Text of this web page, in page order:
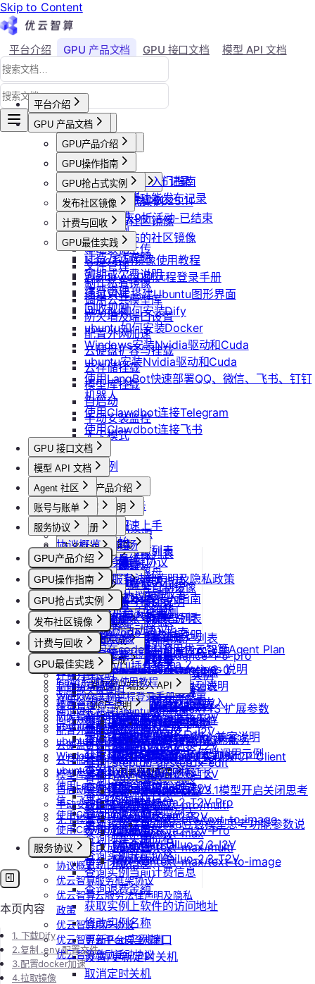
Skip to Content
平台介绍 GPU 产品文档 GPU 接口文档
模型 API 文档
Agent 社区
平台介绍
平台概述
平台介绍
加入社群
用户等级与推荐
会员等级
用户推荐
产品更新公告
GPU-新功能发布记录
模型API-新功能发布记录
活动及价格更新公告
双11夜间折扣-2025.11
2025国庆9折活动-已结束
GPU 产品文档
GPU产品介绍
功能概览
已上线卡型
可用区介绍
GPU操作指南
【新人必看】入门指南
镜像选择
创建实例
登录实例
本地数据上传
文件管理
制作私有镜像
调用公共模型库
防火墙及端口设置
配置外网加速
云硬盘扩容与挂载
云存储挂载
模型库挂载
自启动
手动安装监控
无卡模式
GPU抢占式实例
GPU抢占式实例
发布社区镜像
如何发布社区镜像
更新已发布的社区镜像
计费与回收
计费概览
计费方式说明
到期或欠费说明
续费管理
回收规则
GPU最佳实践
Isaac系列镜像使用教程
Windows实例远程登录手册
通过VNC搭建Ubuntu图形界面
ubuntu如何安装Dify
ubuntu如何安装Docker
Windows安装Nvidia驱动和Cuda
ubuntu安装Nvidia驱动和Cuda
使用LangBot快速部署QQ、微信、飞书、钉钉
机器人
使用Clawdbot连接Telegram
使用Clawdbot连接飞书
GPU 接口文档
API接口范例
CLI&Skills
常见错误码
GPU实例
创建GPU资源
获取实例资源列表
启动实例
关闭实例
删除实例
重启实例
重装实例
重置实例密码
升降配实例
获取支持的可用区信息列表
查询网络加速服务状态
检查指定规格的资源可用性
获取可用机型列表
获取机型族列表
查询软件端口映射列表
查询模型仓库模型列表
获取实例监控数据
变更实例计费方式
查询创建实例价格
查询实例升配价格
查询实例当前计费信息
查询退费金额
获取实例上软件的访问地址
修改实例名称
更新Pod实例端口
设置/更新定时关机
取消定时关机
实例镜像
获取自制镜像列表
创建自制镜像
删除算力平台自制镜像
获取社区镜像列表
获取平台镜像列表
查询镜像已共享的账户列表
获取镜像标签列表
查询他人共享给自己的镜像
查询已收藏的镜像列表
查询自己发布的社区镜像
查询指定用户的社区镜像
查询镜像制作进度
共享/取消共享镜像
发布镜像到社区
收藏镜像
取消收藏镜像
更新镜像信息
磁盘与云存储
创建并挂载云盘
删除云盘
卸载云盘
扩容云盘
挂载已有云盘
查询云盘扩容价格
挂载 US3 对象存储到实例
云存储文件上传和下载
团队管理
创建团队
邀请成员加入团队
删除团队
查询成员订单列表
查询成员订单数量
查询成员未支付订单
查询成员未支付订单数量
导出团队账单
获取团队详情
查询已创建的团队列表
查询团队邀请记录
查询已加入的团队列表
查询团队操作日志
查询成员产品类型列表
设置成员额度
修改成员角色
更新团队信息
模型 API 文档
模型API产品介绍
模型API服务
套餐包使用说明
套餐包快速上手
套餐计费逻辑
套餐用量统计
客户端接入
OpenClaw 云端服务
按量计费说明
按量API调用指南
快速开始
通用说明
认证鉴权
错误码
文本生成
如何获取模型列表
模型协议支持说明
API支持与扩展字段说明
OpenAI-Completions 说明
OpenAI-Response说明
Embeddings 向量嵌入
Gemini 快速开始
Claude (Anthropic) 兼容说明
DeepSeek-OCR 模型调用示例
思考模型配置
DeepSeek V3.1模型开启关闭思考
说明
Doubao豆包模型思考功能参数说
明
图片生成
Nano Banana
Nano Banana Pro
Nano Banana 2
gpt-image-1
gpt-image-1.5
gpt-image-2
doubao-seedream
Qwen-Image-Edit
Qwen-Image
stepfun-ai/step1x-edit
flux.1-dev
flux-kontext-pro
flux-kontext-pro/multi
flux-kontext-pro/text-to-image
flux-kontext-max
flux-kontext-max/multi
flux-kontext-max/text-to-image
视频生成
doubao-seedance-1-5-pro
doubao-seedance-2-0
Vidu 系列
Vidu/文生视频
Vidu/图生视频
Vidu/参考图生视频
Vidu/首尾帧生视频
Vidu/视频延长
Vidu/对口型
Wan-AI/Wan2.2-I2V
Wan-AI/Wan2.2-T2V
Wan-AI/Wan2.5-I2V
Wan-AI/Wan2.5-T2V
Wan-AI/Wan2.6-I2V
Wan-AI/Wan2.6-T2V
OpenAI/Sora2-T2V
OpenAI/Sora2-T2V-Pro
OpenAI/Sora2-I2V
OpenAI/Sora2-I2V-Pro
MiniMax/Hailuo-2.3-I2V
MiniMax/Hailuo-2.3-T2V
音频生成
IndexTTS
自定义音色
IndexTeam/IndexTTS 扩展参数
suno音乐生成
MiniMax/speech-hd
通义千问 Qwen-TTS
常见问题答疑
最佳实践
OpenClaw 接入指南
Claude Code 接入指南
Codex 接入指南
OpenCode 接入指南
如何在codex中调用优云智算Agent Plan
ComfyUI插件接入
常见客户端接入 API
Dify
RAGFlow
AnythingLLM
纳米AI
n8n
GPT4All
Cherry Studio
Chatbox
ChatHub
ChatWise
OpenWeb UI
Obsidian
MCP 说明
MCP 简介
通过 CLINE 接入 MCP 服务
通过 UCloud API 实现 MCP Client
Agent 社区
产品介绍
产品介绍
快速开始
控制台操作
Agent广场
操作指南
模型配置
计费说明
升配与续费
到期与数据说明
账号与账单
账号注册
注册流程
注销账号
实名认证
认证概览
个人认证
高校认证
企业认证
团队管理
团队功能概览
管理员账号操作说明
团队成员账号操作说明
账单与发票
账号充值
提现规则
查看账单
开具发票
服务协议
协议概览
优云智算服务框架协议
优云智算云服务法律声明及隐私政策
优云智算用户协议
优云智算云平台安全规则
优云智算激励活动协议
GPU产品介绍
功能概览
已上线卡型
可用区介绍
GPU操作指南
【新人必看】入门指南
镜像选择
创建实例
登录实例
本地数据上传
文件管理
制作私有镜像
调用公共模型库
防火墙及端口设置
配置外网加速
云硬盘扩容与挂载
云存储挂载
模型库挂载
自启动
手动安装监控
无卡模式
GPU抢占式实例
GPU抢占式实例
发布社区镜像
如何发布社区镜像
更新已发布的社区镜像
计费与回收
计费概览
计费方式说明
到期或欠费说明
续费管理
回收规则
GPU最佳实践
Isaac系列镜像使用教程
Windows实例远程登录手册
通过VNC搭建Ubuntu图形界面
ubuntu如何安装Dify
ubuntu如何安装Docker
Windows安装Nvidia驱动和Cuda
ubuntu安装Nvidia驱动和Cuda
使用LangBot快速部署QQ、微
信、飞书、钉钉机器人
使用Clawdbot连接Telegram
使用Clawdbot连接飞书
服务协议
协议概览
优云智算服务框架协议
优云智算云服务法律声明及隐私
政策
优云智算用户协议
优云智算云平台安全规则
优云智算激励活动协议
本页内容
1. 下载Dify
2.复制 .env 配置文件
3.配置docker加速
4.拉取镜像